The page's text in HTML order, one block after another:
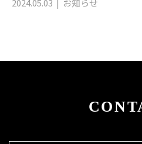
2024.05.03 お知らせ